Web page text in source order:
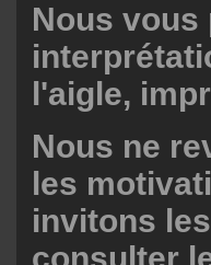
Nous
l'aigle,
Nous ne
les
invitons